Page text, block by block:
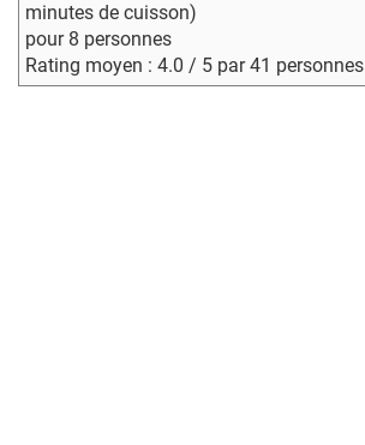
minutes de cuisson)
pour 8 personnes
Rating moyen : 4.0 / 5 par 41 personnes